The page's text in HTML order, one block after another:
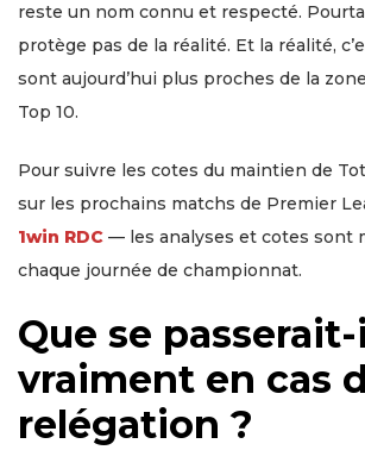
reste un nom connu et respecté.
protège pas de la réalité. Et la réalité,
sont aujourd’hui plus proches de la
Top 10.
Pour suivre les cotes du maintien de
sur les prochains matchs de Premier
1win RDC — les analyses et cotes sont
chaque journée de championnat.
Que se
vraiment en cas
relégation ?